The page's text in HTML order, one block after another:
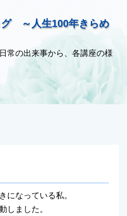
グ ～人生100年きらめ
常の出来事から、各講座の様
になっている私。
しました。